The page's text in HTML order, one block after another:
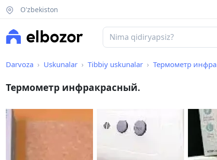
O'zbekiston
Darvoza Uskunalar Tibbiy uskunalar Термометр
Термометр инфракрасный.